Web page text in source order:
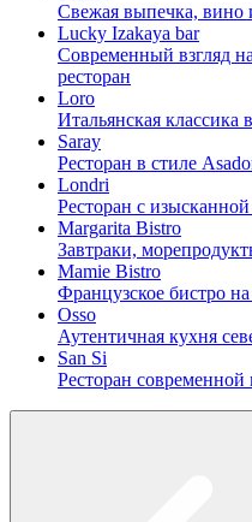
Свежая выпечка, вино
Lucky Izakaya bar
Современный взгляд
ресторан
Loro
Итальянская классика
Saray
Ресторан в стиле
Londri
Ресторан с
Margarita Bistro
Завтраки,
Mamie Bistro
Французское бистро
Osso
Аутентичная кухня
San Si
Ресторан современной